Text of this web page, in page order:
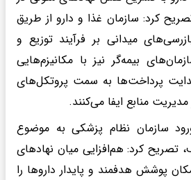
کرد: سازمان غذا و دارو از طریق
میدانی بر فرآیند توزیع و
بیمه‌گر نیز با مکانیزم‌هایی
پرداخت‌ها به سمت پروتکل‌های
منابع ایفا می‌کنند.
سازمان نظام پزشکی به موضوع
کرد: هم‌افزایی میان نهادهای
پوشش هدفمند و پایدار داروها را